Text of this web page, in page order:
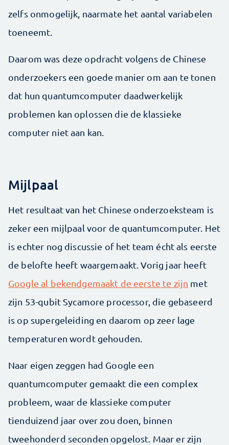
zelfs onmogelijk, naarmate het aantal variabelen
toeneemt.
Daarom was deze opdracht volgens de Chinese
onderzoekers een goede manier om aan te tonen
dat hun quantumcomputer daadwerkelijk
problemen kan oplossen die de klassieke
computer niet aan kan.
Mijlpaal
Het resultaat van het Chinese onderzoeksteam is
zeker een mijlpaal voor de quantumcomputer. Het
is echter nog discussie of het team écht als eerste
de belofte heeft waargemaakt. Vorig jaar heeft
Google al bekendgemaakt de eerste te zijn met
zijn 53-qubit Sycamore processor, die gebaseerd
is op supergeleiding en daarom op zeer lage
temperaturen wordt gehouden.
Naar eigen zeggen had Google een
quantumcomputer gemaakt die een complex
probleem, waar de klassieke computer
tienduizend jaar over zou doen, binnen
tweehonderd seconden opgelost. Maar er zijn